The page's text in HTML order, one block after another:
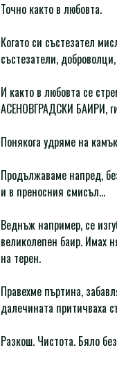
Точно както в любовта.
Когато си състезател
състезатели,
И както в любовта се
АСЕНОВГРАДСКИ БАИРИ,
Понякога удряме на
Продължаваме напред,
и в преносния смисъл…
Веднъж например, се
великолепен баир. Имах
на терен.
Правехме пъртина,
далечината притичваха
Разкош. Чистота. Бяло